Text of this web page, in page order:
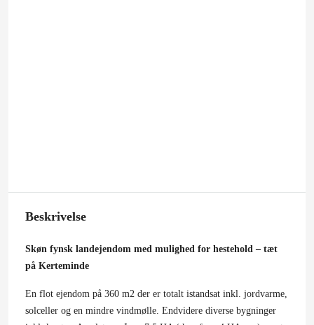
Beskrivelse
Skøn fynsk landejendom med mulighed for hestehold – tæt
på Kerteminde
En flot ejendom på 360 m2 der er totalt istandsat inkl. jordvarme,
solceller og en mindre vindmølle. Endvidere diverse bygninger